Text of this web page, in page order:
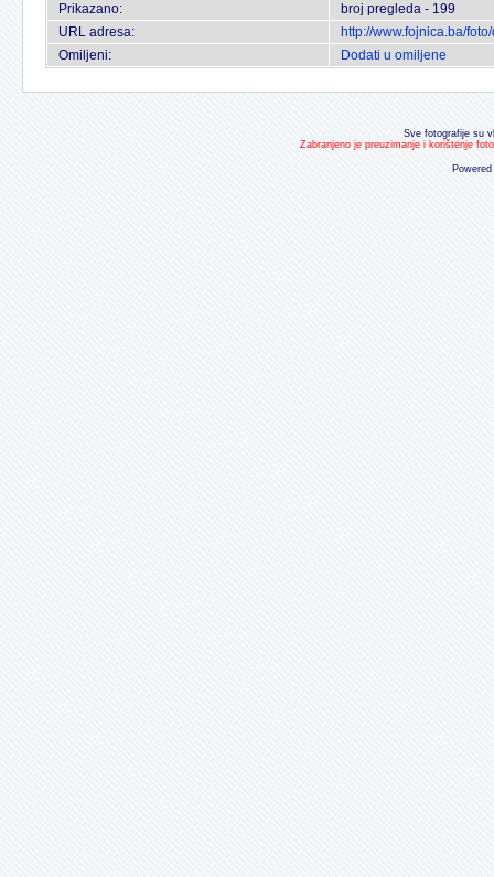
Prikazano:
broj pregleda - 199
URL adresa:
http://www.fojnica.ba/
Omiljeni:
Dodati u omiljene
Sve fotografije su
Zabranjeno je preuzimanje i korištenje